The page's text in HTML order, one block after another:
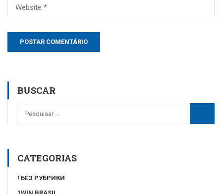
BUSCAR
CATEGORIAS
! БЕЗ РУБРИКИ
1WIN BRASIL